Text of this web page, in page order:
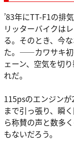
’83年にTT-F1の排
リッターバイクは
る。そのとき、今
た。――カワサキ初
ェーン、空気を切
れだ。
115psのエンジン
まで引っ張り、瞬
ら称賛の声と数多
もないだろう。